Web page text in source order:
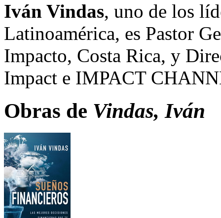
Iván Vindas, uno de los
Latinoamérica, es Pastor
Impacto, Costa Rica, y
Impact e IMPACT
Obras de Vindas, Iván